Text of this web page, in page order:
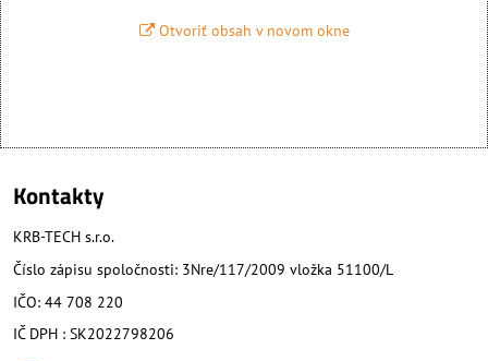
Otvoriť obsah v novom okne
Kontakty
KRB-TECH s.r.o.
Číslo zápisu spoločnosti: 3Nre/117/2009 vložka 51100/L
IČO: 44 708 220
IČ DPH : SK2022798206